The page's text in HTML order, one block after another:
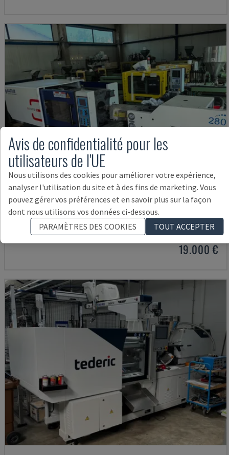
MA900ІІ
HAITIAN - MACHINE DE MOULAGE PAR INJECTION HYDRAULIQUE
BULGARIE 2023
19.000 €
Avis de confidentialité pour les
utilisateurs de l'UE
Nous utilisons des cookies pour améliorer votre expérience,
analyser l'utilisation du site et à des fins de marketing. Vous
pouvez gérer vos préférences et en savoir plus sur la façon
dont nous utilisons vos données ci-dessous.
PARAMÈTRES DES COOKIES
TOUT ACCEPTER